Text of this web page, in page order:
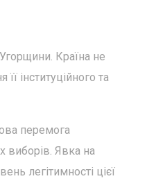
Країна не
інституційного та
перемога
виборів. Явка на
легітимності цієї